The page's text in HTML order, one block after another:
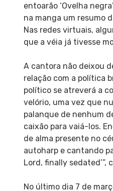
entoarão ‘Ovelha
na manga um resumo
Nas redes virtuais,
que a véia já tivesse
A cantora não deixou
relação com a política
político se atreverá a
velório, uma vez que
palanque de nenhum
caixão para vaiá-los.
de alma presente no
autoharp e cantando
Lord, finally sedated’”,
No último dia 7 de